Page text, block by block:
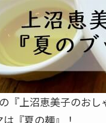
『上沼恵美子のおし
『夏の麺』！